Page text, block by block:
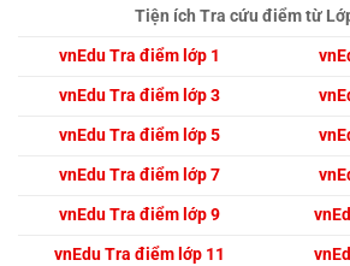
Tiện ích Tra cứu điểm từ
vnEdu Tra điểm lớp 1
vnEdu Tra điểm lớp 3
vnEdu Tra điểm lớp 5
vnEdu Tra điểm lớp 7
vnEdu Tra điểm lớp 9
vnEdu Tra điểm lớp 11